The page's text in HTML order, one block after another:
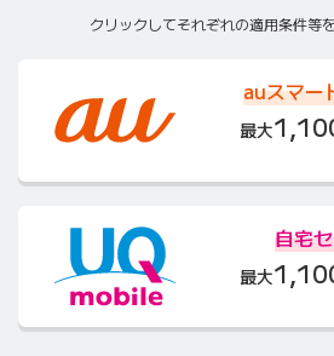
クリックしてそれぞれの適用条件等
auスマー
最大
自宅
最大